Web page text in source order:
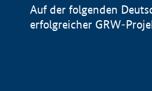
Auf der folgenden
erfolgreicher GRW-